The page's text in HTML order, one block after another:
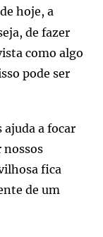
hoje, a
de fazer
como algo
pode ser
a focar
nossos
fica
de um